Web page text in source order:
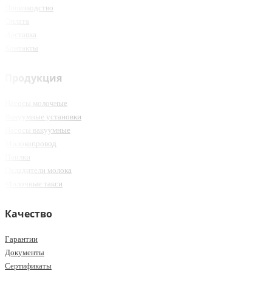
Производство
Доставка
Контакты
Продукция
Насосы молочные
Вакуумные установки
Насосы вакуумные
Молокопровод
Охладители молока
Молочные такси
Качество
Гарантии
Документы
Сертификаты